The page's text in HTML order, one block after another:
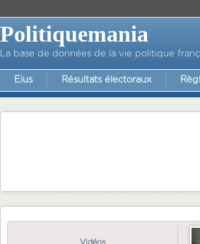
Politiquemania
La base de données de la vie politique
Elus Résultats électoraux
Vidéos